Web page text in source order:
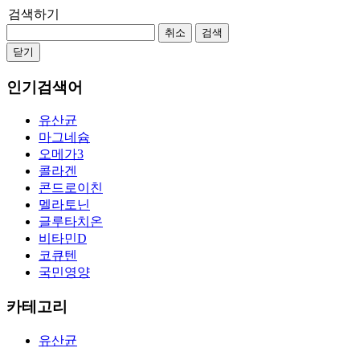
검색하기
취소
검색
닫기
인기검색어
유산균
마그네슘
오메가3
콜라겐
콘드로이친
멜라토닌
글루타치온
비타민D
코큐텐
국민영양
카테고리
유산균